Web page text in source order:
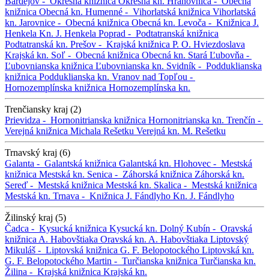
knižnica Obecná kn. Humenné - Vihorlatská knižnica Vihorlatská
kn. Jarovnice - Obecná knižnica Obecná kn. Levoča - Knižnica J.
Henkela Kn. J. Henkela Poprad - Podtatranská knižnica
Podtatranská kn. Prešov - Krajská knižnica P. O. Hviezdoslava
Krajská kn. Soľ - Obecná knižnica Obecná kn. Stará Ľubovňa -
Ľubovnianska knižnica Ľubovnianska kn. Svidník - Podduklianska
knižnica Podduklianska kn. Vranov nad Topľou -
Hornozemplínska knižnica Hornozemplínska kn.
Trenčiansky kraj (2)
Prievidza - Hornonitrianska knižnica Hornonitrianska kn. Trenčín -
Verejná knižnica Michala Rešetku Verejná kn. M. Rešetku
Trnavský kraj (6)
Galanta - Galantská knižnica Galantská kn. Hlohovec - Mestská
knižnica Mestská kn. Senica - Záhorská knižnica Záhorská kn.
Sereď - Mestská knižnica Mestská kn. Skalica - Mestská knižnica
Mestská kn. Trnava - Knižnica J. Fándlyho Kn. J. Fándlyho
Žilinský kraj (5)
Čadca - Kysucká knižnica Kysucká kn. Dolný Kubín - Oravská
knižnica A. Habovštiaka Oravská kn. A. Habovštiaka Liptovský
Mikuláš - Liptovská knižnica G. F. Belopotockého Liptovská kn.
G. F. Belopotockého Martin - Turčianska knižnica Turčianska kn.
Žilina - Krajská knižnica Krajská kn.